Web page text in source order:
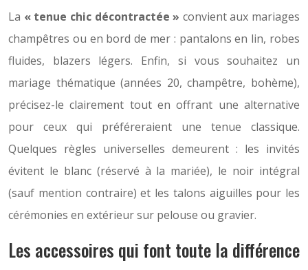
La « tenue chic décontractée » convient aux mariages
champêtres ou en bord de mer : pantalons en lin, robes
fluides, blazers légers. Enfin, si vous souhaitez un
mariage thématique (années 20, champêtre, bohème),
précisez-le clairement tout en offrant une alternative
pour ceux qui préféreraient une tenue classique.
Quelques règles universelles demeurent : les invités
évitent le blanc (réservé à la mariée), le noir intégral
(sauf mention contraire) et les talons aiguilles pour les
cérémonies en extérieur sur pelouse ou gravier.
Les accessoires qui font toute la différence